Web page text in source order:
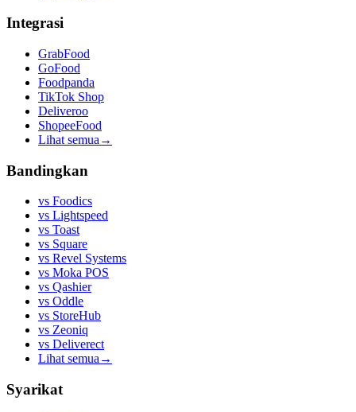
Integrasi
GrabFood
GoFood
Foodpanda
TikTok Shop
Deliveroo
ShopeeFood
Lihat semua →
Bandingkan
vs Foodics
vs Lightspeed
vs Toast
vs Square
vs Revel Systems
vs Moka POS
vs Qashier
vs Oddle
vs StoreHub
vs Zeoniq
vs Deliverect
Lihat semua →
Syarikat